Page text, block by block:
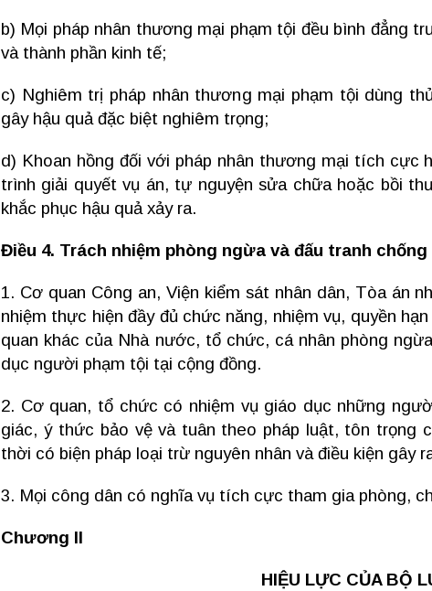
b) Mọi pháp nhân thương mại phạm tội đều bình đẳng
và thành phần kinh tế;
c) Nghiêm trị pháp nhân thương mại phạm tội dùng
gây hậu quả đặc biệt nghiêm trọng;
d) Khoan hồng đối với pháp nhân thương mại tích
trình giải quyết vụ án, tự nguyện sửa chữa hoặc bồi
khắc phục hậu quả xảy ra.
Điều 4. Trách nhiệm phòng ngừa và đấu tranh chống
1. Cơ quan Công an, Viện kiểm sát nhân dân, Tòa án
nhiệm thực hiện đầy đủ chức năng, nhiệm vụ, quyền
quan khác của Nhà nước, tổ chức, cá nhân phòng
dục người phạm tội tại cộng đồng.
2. Cơ quan, tổ chức có nhiệm vụ giáo dục những
giác, ý thức bảo vệ và tuân theo pháp luật, tôn trọng
thời có biện pháp loại trừ nguyên nhân và điều kiện gây
3. Mọi công dân có nghĩa vụ tích cực tham gia phòng,
Chương II
HIỆU LỰC CỦA BỘ